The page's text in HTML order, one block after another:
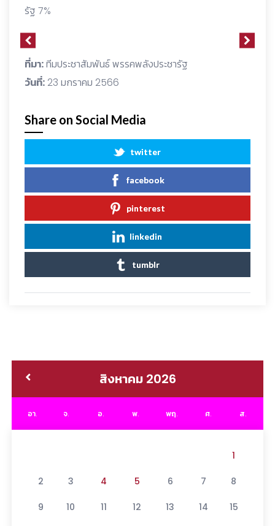
รัฐ 7%
ที่มา:ทีมประชาสัมพันธ์ พรรคพลังประชารัฐ
วันที่: 23 มกราคม 2566
Share on Social Media
twitter
facebook
pinterest
linkedin
tumblr
สิงหาคม 2026
อา. จ. อ. พ. พฤ. ศ. ส.
1
2 3 4 5 6 7 8
9 10 11 12 13 14 15